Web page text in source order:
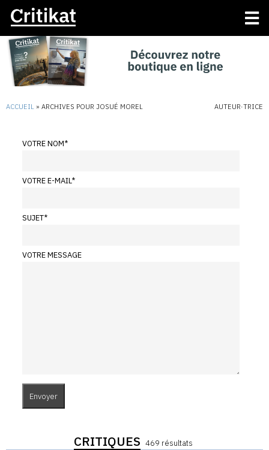
ACCUEIL » ARCHIVES POUR JOSUÉ MOREL AUTEUR·TRICE
VOTRE NOM*
VOTRE E-MAIL*
SUJET*
VOTRE MESSAGE
CRITIQUES 469 résultats